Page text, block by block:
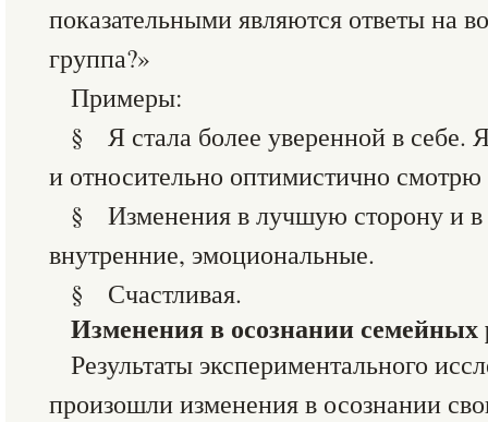
показательными являются ответы на
группа?»
Примеры:
§ Я стала более уверенной в себе.
и относительно оптимистично
§ Изменения в лучшую сторону и в
внутренние, эмоциональные.
§ Счастливая.
Изменения в осознании семейных
Результаты экспериментального
произошли изменения в осознании